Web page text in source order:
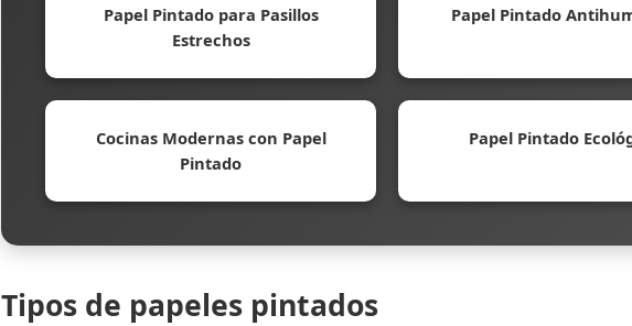
Papel Pintado para Pasillos
Estrechos
Papel Pintado
Cocinas Modernas con Papel
Pintado
Papel Pintado
Tipos de papeles pintados